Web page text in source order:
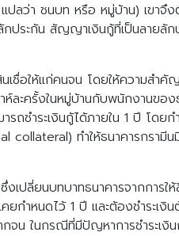
ลว่า ชนบท หรือ หมู่บ้าน) เขาจึ
ระกัน สัญญาเงินกู้ที่เป็นลายลั
นเชื่อให้แก่คนจน โดยให้ความ
ละครั้งในหมู่บ้านกับพนักงานข
ถชำระเงินกู้ได้ภายใน 1 ปี โด
collateral) ทำให้ธนาคารกร
ปลี่ยนบทบาทธนาคารจากการใ
กำหนดไว้ 1 ปี และต้องชำระเ
ในกรณีที่มีปัญหาการชำระเงิน